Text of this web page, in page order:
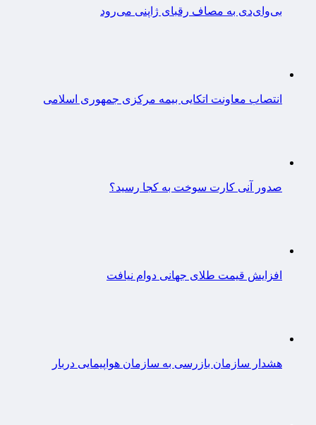
بی‌وای‌دی به مصاف رقبای ژاپنی می‌رود
انتصاب معاونت اتکایی بیمه مرکزی جمهوری اسلامی
صدور آنی کارت سوخت به کجا رسید؟
افزایش قیمت طلای جهانی دوام نیافت
هشدار سازمان بازرسی به سازمان هواپیمایی دربار